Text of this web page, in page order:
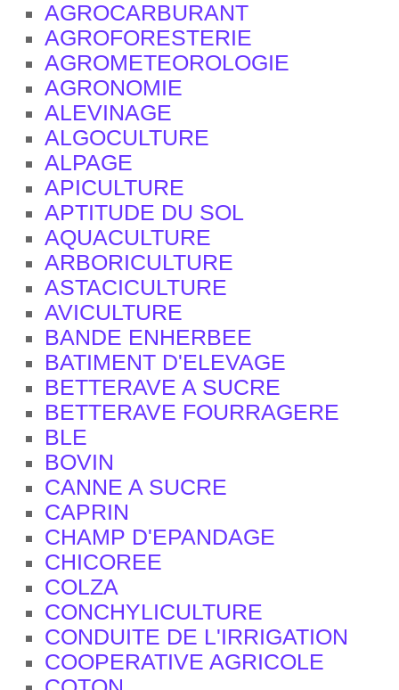
AGROCARBURANT
AGROFORESTERIE
AGROMETEOROLOGIE
AGRONOMIE
ALEVINAGE
ALGOCULTURE
ALPAGE
APICULTURE
APTITUDE DU SOL
AQUACULTURE
ARBORICULTURE
ASTACICULTURE
AVICULTURE
BANDE ENHERBEE
BATIMENT D'ELEVAGE
BETTERAVE A SUCRE
BETTERAVE FOURRAGERE
BLE
BOVIN
CANNE A SUCRE
CAPRIN
CHAMP D'EPANDAGE
CHICOREE
COLZA
CONCHYLICULTURE
CONDUITE DE L'IRRIGATION
COOPERATIVE AGRICOLE